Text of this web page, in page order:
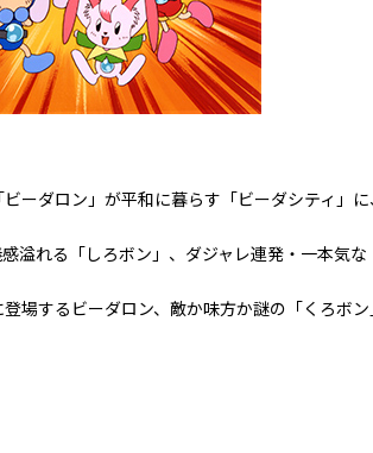
ーダロン」が平和に暮らす「ビーダシティ」
溢れる「しろボン」、ダジャレ連発・一本気
場するビーダロン、敵か味方か謎の「くろボ